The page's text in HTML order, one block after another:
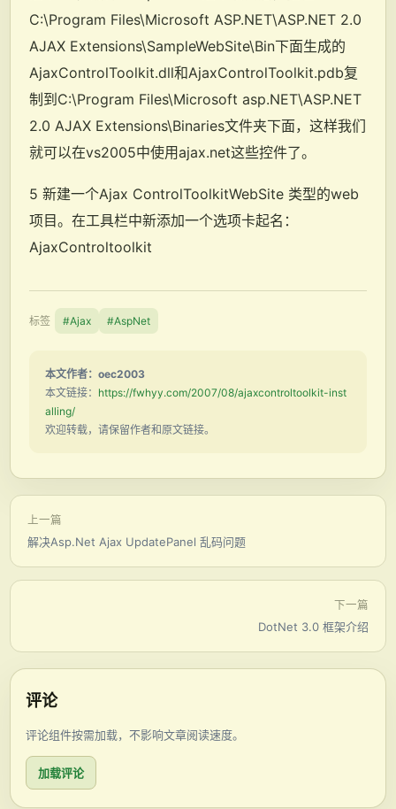
C:\Program Files\Microsoft ASP.NET\ASP.NET 2.0
AJAX Extensions\SampleWebSite\Bin下面生成的
AjaxControlToolkit.dll和AjaxControlToolkit.pdb复
制到C:\Program Files\Microsoft asp.NET\ASP.NET
2.0 AJAX Extensions\Binaries文件夹下面，这样我们
就可以在vs2005中使用ajax.net这些控件了。
5 新建一个Ajax ControlToolkitWebSite 类型的web
项目。在工具栏中新添加一个选项卡起名：
AjaxControltoolkit
标签 #Ajax #AspNet
本文作者：oec2003
本文链接： https://fwhyy.com/2007/08/ajaxcontroltoolkit-inst
alling/
欢迎转载，请保留作者和原文链接。
上一篇
解决Asp.Net Ajax UpdatePanel 乱码问题
下一篇
DotNet 3.0 框架介绍
评论
评论组件按需加载，不影响文章阅读速度。
加载评论